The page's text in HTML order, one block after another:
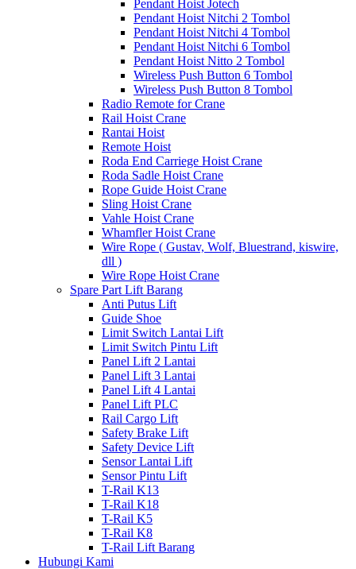
Pendant Hoist Jotech
Pendant Hoist Nitchi 2 Tombol
Pendant Hoist Nitchi 4 Tombol
Pendant Hoist Nitchi 6 Tombol
Pendant Hoist Nitto 2 Tombol
Wireless Push Button 6 Tombol
Wireless Push Button 8 Tombol
Radio Remote for Crane
Rail Hoist Crane
Rantai Hoist
Remote Hoist
Roda End Carriege Hoist Crane
Roda Sadle Hoist Crane
Rope Guide Hoist Crane
Sling Hoist Crane
Vahle Hoist Crane
Whamfler Hoist Crane
Wire Rope ( Gustav, Wolf, Bluestrand, kiswire,
dll )
Wire Rope Hoist Crane
Spare Part Lift Barang
Anti Putus Lift
Guide Shoe
Limit Switch Lantai Lift
Limit Switch Pintu Lift
Panel Lift 2 Lantai
Panel Lift 3 Lantai
Panel Lift 4 Lantai
Panel Lift PLC
Rail Cargo Lift
Safety Brake Lift
Safety Device Lift
Sensor Lantai Lift
Sensor Pintu Lift
T-Rail K13
T-Rail K18
T-Rail K5
T-Rail K8
T-Rail Lift Barang
Hubungi Kami